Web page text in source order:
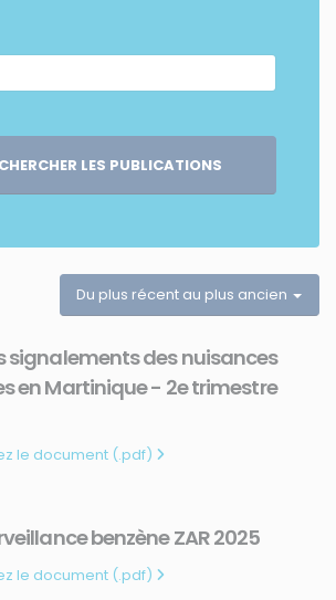
LES PUBLICATIONS
Du plus récent au plus ancien
signalements des nuisances
en Martinique - 2e trimestre
le document (.pdf)
benzène ZAR 2025
le document (.pdf)